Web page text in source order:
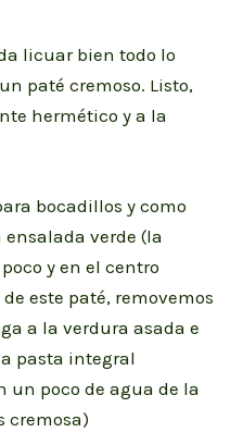
licuar bien todo lo
paté cremoso. Listo,
hermético y a la
bocadillos y como
verde (la
y en el centro
este paté, removemos
a la verdura asada e
pasta integral
un poco de agua de la
cremosa)